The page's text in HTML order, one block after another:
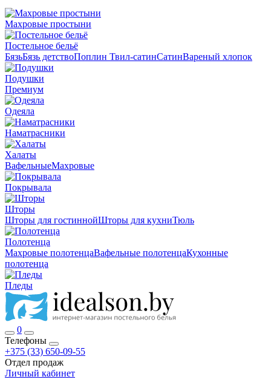
Махровые простыни
Постельное бельё
БязьБязь детствоПоплин Твил-сатинСатинВареный хлопок
Подушки
Премиум
Одеяла
Наматрасники
Халаты
ВафельныеМахровые
Покрывала
Шторы
Шторы для гостиннойШторы для кухниТюль
Полотенца
Махровые полотенцаВафельные полотенцаКухонные
полотенца
Пледы
0
Телефоны
+375 (33) 650-09-55
Отдел продаж
Личный кабинет